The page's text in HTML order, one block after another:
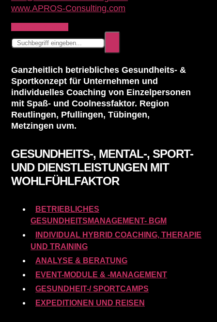
www.APROS-Consulting.com
Ganzheitlich betriebliches Gesundheits- &
Sportkonzept für Unternehmen und
individuelles Coaching von Einzelpersonen
mit Spaß- und Coolnessfaktor. Region
Reutlingen, Pfullingen, Tübingen,
Metzingen uvm.
GESUNDHEITS-, MENTAL-, SPORT-
UND DIENSTLEISTUNGEN MIT
WOHLFÜHLFAKTOR
BETRIEBLICHES
GESUNDHEITSMANAGEMENT- BGM
INDIVIDUAL HYBRID COACHING, THERAPIE
UND TRAINING
ANALYSE & BERATUNG
EVENT-MODULE & -MANAGEMENT
GESUNDHEIT-/ SPORTCAMPS
EXPEDITIONEN UND REISEN